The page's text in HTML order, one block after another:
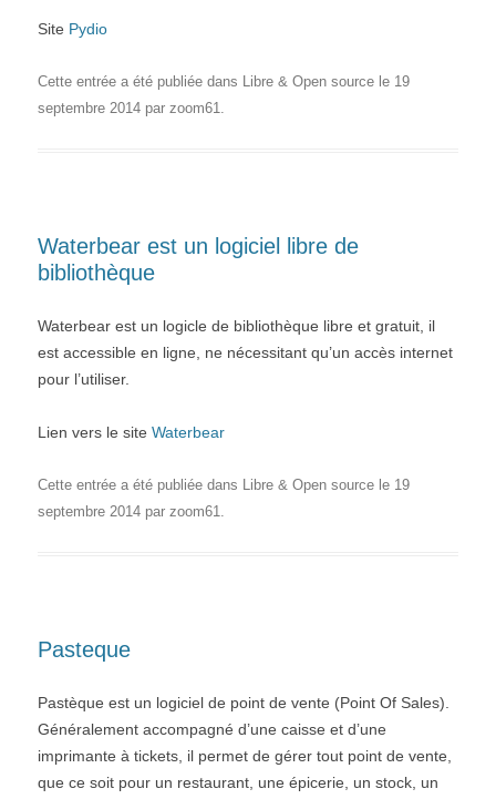
Site Pydio
Cette entrée a été publiée dans Libre & Open source le 19
septembre 2014 par zoom61.
Waterbear est un logiciel libre de
bibliothèque
Waterbear est un logicle de bibliothèque libre et gratuit, il
est accessible en ligne, ne nécessitant qu’un accès internet
pour l’utiliser.
Lien vers le site Waterbear
Cette entrée a été publiée dans Libre & Open source le 19
septembre 2014 par zoom61.
Pasteque
Pastèque est un logiciel de point de vente (Point Of Sales).
Généralement accompagné d’une caisse et d’une
imprimante à tickets, il permet de gérer tout point de vente,
que ce soit pour un restaurant, une épicerie, un stock, un